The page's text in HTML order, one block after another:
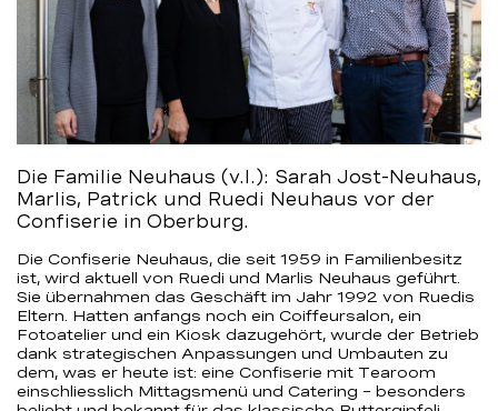
Die Familie Neuhaus (v.l.): Sarah Jost-Neuhaus,
Marlis, Patrick und Ruedi Neuhaus vor der
Confiserie in Oberburg.
Die Confiserie Neuhaus, die seit 1959 in Familienbesitz
ist, wird aktuell von Ruedi und Marlis Neuhaus geführt.
Sie übernahmen das Geschäft im Jahr 1992 von Ruedis
Eltern. Hatten anfangs noch ein Coiffeursalon, ein
Fotoatelier und ein Kiosk dazugehört, wurde der Betrieb
dank strategischen Anpassungen und Umbauten zu
dem, was er heute ist: eine Confiserie mit Tearoom
einschliesslich Mittagsmenü und Catering – besonders